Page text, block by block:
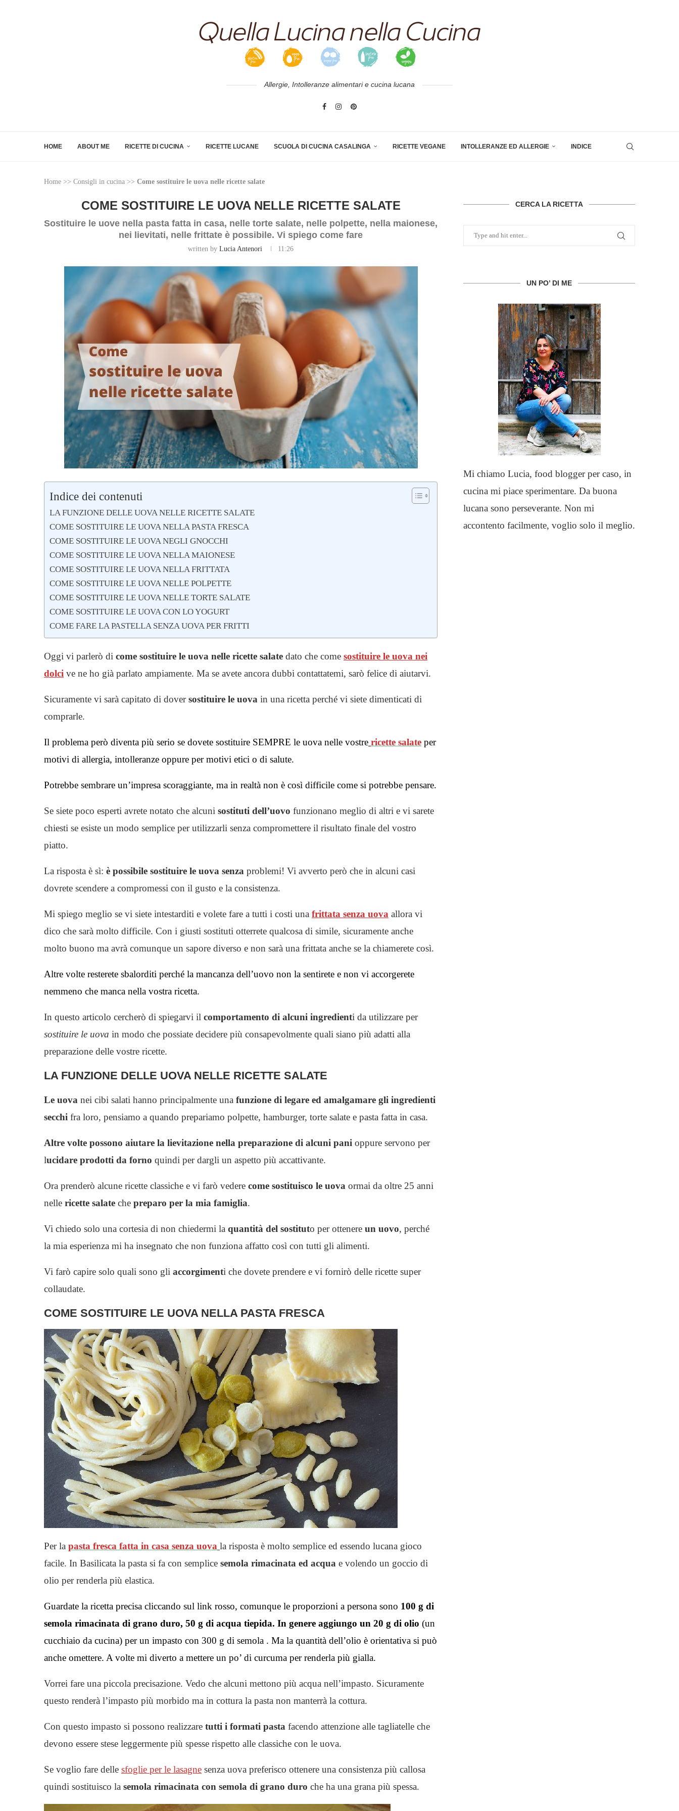
Allergie, Intolleranze alimentari e cucina lucana
HOME ABOUT ME RICETTE DI CUCINA RICETTE LUCANE SCUOLA DI CUCINA CASALINGA RICETTE VEGANE INTOLLERANZE ED ALLERGIE INDICE
Home >> Consigli in cucina >> Come sostituire le uova nelle ricette salate
COME SOSTITUIRE LE UOVA NELLE RICETTE SALATE
Sostituire le uove nella pasta fatta in casa, nelle torte salate, nelle polpette, nella maionese,
nei lievitati, nelle frittate è possibile. Vi spiego come fare
written byLucia Antenori 11:26
Indice dei contenuti
LA FUNZIONE DELLE UOVA NELLE RICETTE SALATE
COME SOSTITUIRE LE UOVA NELLA PASTA FRESCA
COME SOSTITUIRE LE UOVA NEGLI GNOCCHI
COME SOSTITUIRE LE UOVA NELLA MAIONESE
COME SOSTITUIRE LE UOVA NELLA FRITTATA
COME SOSTITUIRE LE UOVA NELLE POLPETTE
COME SOSTITUIRE LE UOVA NELLE TORTE SALATE
COME SOSTITUIRE LE UOVA CON LO YOGURT
COME FARE LA PASTELLA SENZA UOVA PER FRITTI
Oggi vi parlerò di come sostituire le uova nelle ricette salate dato che come sostituire le uova nei
dolci ve ne ho già parlato ampiamente. Ma se avete ancora dubbi contattatemi, sarò felice di aiutarvi.
Sicuramente vi sarà capitato di doversostituire le uova in una ricetta perché vi siete dimenticati di
comprarle.
Il problema però diventa più serio se dovete sostituire SEMPRE le uova nelle vostre ricette salate per
motivi di allergia, intolleranze oppure per motivi etici o di salute.
Potrebbe sembrare un’impresa scoraggiante, ma in realtà non è così difficile come si potrebbe pensare.
Se siete poco esperti avrete notato che alcuni sostituti dell’uovo funzionano meglio di altri e vi sarete
chiesti se esiste un modo semplice per utilizzarli senza compromettere il risultato finale del vostro
piatto.
La risposta è sì: è possibile sostituire le uova senza problemi! Vi avverto però che in alcuni casi
dovrete scendere a compromessi con il gusto e la consistenza.
Mi spiego meglio se vi siete intestarditi e volete fare a tutti i costi una frittata senza uova allora vi
dico che sarà molto difficile. Con i giusti sostituti otterrete qualcosa di simile, sicuramente anche
molto buono ma avrà comunque un sapore diverso e non sarà una frittata anche se la chiamerete così.
Altre volte resterete sbalorditi perché la mancanza dell’uovo non la sentirete e non vi accorgerete
nemmeno che manca nella vostra ricetta.
In questo articolo cercherò di spiegarvi il comportamento di alcuni ingredienti da utilizzare per
sostituire le uova in modo che possiate decidere più consapevolmente quali siano più adatti alla
preparazione delle vostre ricette.
LA FUNZIONE DELLE UOVA NELLE RICETTE SALATE
Le uova nei cibi salati hanno principalmente una funzione di legare ed amalgamare gli ingredienti
secchi fra loro, pensiamo a quando prepariamo polpette, hamburger, torte salate e pasta fatta in casa.
Altre volte possono aiutare la lievitazione nella preparazione di alcuni pani oppure servono per
lucidare prodotti da forno quindi per dargli un aspetto più accattivante.
Ora prenderò alcune ricette classiche e vi farò vedere come sostituisco le uova ormai da oltre 25 anni
nelle ricette salate che preparo per la mia famiglia.
Vi chiedo solo una cortesia di non chiedermi la quantità del sostituto per ottenere un uovo, perché
la mia esperienza mi ha insegnato che non funziona affatto così con tutti gli alimenti.
Vi farò capire solo quali sono gli accorgimenti che dovete prendere e vi fornirò delle ricette super
collaudate.
COME SOSTITUIRE LE UOVA NELLA PASTA FRESCA
Per la pasta fresca fatta in casa senza uova la risposta è molto semplice ed essendo lucana gioco
facile. In Basilicata la pasta si fa con semplice semola rimacinata ed acqua e volendo un goccio di
olio per renderla più elastica.
Guardate la ricetta precisa cliccando sul link rosso, comunque le proporzioni a persona sono 100 g di
semola rimacinata di grano duro, 50 g di acqua tiepida. In genere aggiungo un 20 g di olio (un
cucchiaio da cucina) per un impasto con 300 g di semola . Ma la quantità dell’olio è orientativa si può
anche omettere. A volte mi diverto a mettere un po’ di curcuma per renderla più gialla.
Vorrei fare una piccola precisazione. Vedo che alcuni mettono più acqua nell’impasto. Sicuramente
questo renderà l’impasto più morbido ma in cottura la pasta non manterrà la cottura.
Con questo impasto si possono realizzare tutti i formati pasta facendo attenzione alle tagliatelle che
devono essere stese leggermente più spesse rispetto alle classiche con le uova.
Se voglio fare delle sfoglie per le lasagne senza uova preferisco ottenere una consistenza più callosa
quindi sostituisco la semola rimacinata con semola di grano duro che ha una grana più spessa.
CERCA LA RICETTA
UN PO’ DI ME
Mi chiamo Lucia, food blogger per caso, in
cucina mi piace sperimentare. Da buona
lucana sono perseverante. Non mi
accontento facilmente, voglio solo il meglio.